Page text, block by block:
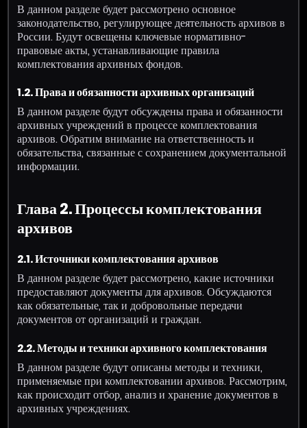
В данном разделе будет рассмотрено основное
законодательство, регулирующее деятельность архивов в
России. Будут освещены ключевые нормативно-
правовые акты, устанавливающие правила
комплектования архивных фондов.
1.2. Права и обязанности архивных организаций
В данном разделе будут обсуждены права и обязанности
архивных учреждений в процессе комплектования
архивов. Обратим внимание на ответственность и
обязательства, связанные с сохранением документальной
информации.
Глава 2. Процессы комплектования
архивов
2.1. Источники комплектования архивов
В данном разделе будет рассмотрено, какие источники
предоставляют документы для архивов. Обсуждаются
как обязательные, так и добровольные передачи
документов от организаций и граждан.
2.2. Методы и техники архивного комплектования
В данном разделе будут описаны методы и техники,
применяемые при комплектовании архивов. Рассмотрим,
как происходит отбор, анализ и хранение документов в
архивных учреждениях.